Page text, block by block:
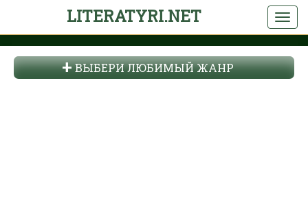
LITERATYRI.NET
ВЫБЕРИ ЛЮБИМЫЙ ЖАНР